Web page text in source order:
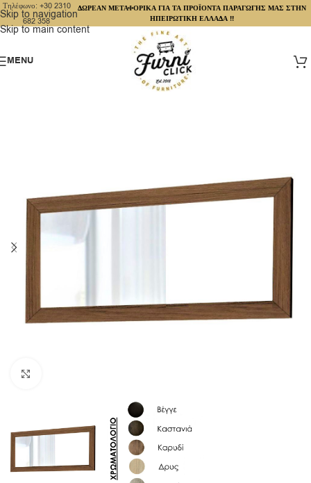
Skip to navigation
Skip to main content
Τηλέφωνο: +30 2310
682 358
ΔΩΡΕΑΝ ΜΕΤΑΦΟΡΙΚΑ ΓΙΑ ΤΑ ΠΡΟΪΟΝΤΑ ΠΑΡΑΓΩΓΗΣ ΜΑΣ ΣΤΗΝ
ΗΠΕΙΡΩΤΙΚΗ ΕΛΛΑΔΑ !!
MENU